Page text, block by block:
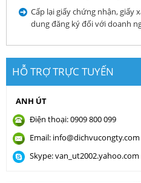
Cấp lại giấy chứng nhận, giấy
dung đăng ký đối với doanh
HỖ TRỢ TRỰC TUYẾN
ANH ÚT
Điện thoại: 0909 800 099
Email: info@dichvucongty.com
Skype: van_ut2002.yahoo.com